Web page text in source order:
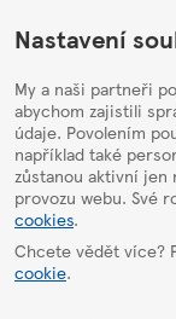
HelpPage
Nastavení
My a naši partneři
abychom zajistili
údaje. Povolením
například také
zůstanou aktivní
provozu webu. Své
cookies.
Chcete vědět více?
cookie.